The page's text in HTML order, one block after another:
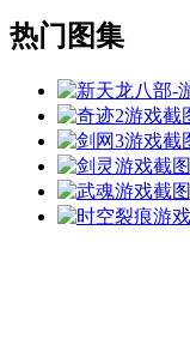
热门图集